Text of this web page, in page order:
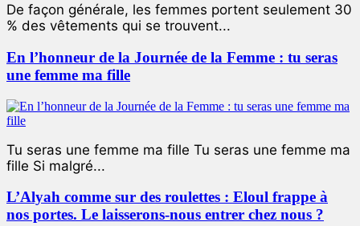
De façon générale, les femmes portent seulement 30
% des vêtements qui se trouvent...
En l’honneur de la Journée de la Femme : tu seras
une femme ma fille
Tu seras une femme ma fille Tu seras une femme ma
fille Si malgré...
L’Alyah comme sur des roulettes : Eloul frappe à
nos portes. Le laisserons-nous entrer chez nous ?